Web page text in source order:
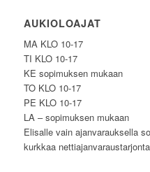
AUKIOLOAJAT
MA KLO 10-17
TI KLO 10-17
KE sopimuksen mukaan
TO KLO 10-17
PE KLO 10-17
LA – sopimuksen mukaan
Elisalle vain ajanvarauksella
kurkkaa nettiajanvaraustarjonta